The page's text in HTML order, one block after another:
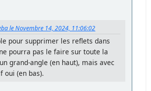
le Novembre 14, 2024, 11:06:02
pour supprimer les reflets dans
pourra pas le faire sur toute la
grand-angle (en haut), mais avec
oui (en bas).